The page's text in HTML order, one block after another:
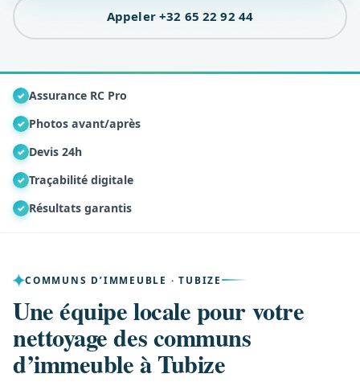
Appeler +32 65 22 92 44
✓ Assurance RC Pro
✓ Photos avant/après
✓ Devis 24h
✓ Traçabilité digitale
✓ Résultats garantis
COMMUNS D’IMMEUBLE · TUBIZE
Une équipe locale pour votre
nettoyage des communs
d’immeuble à Tubize